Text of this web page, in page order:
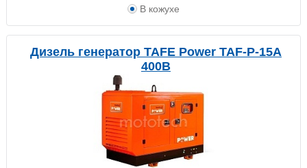
В кожухе
Дизель генератор TAFE Power TAF-P-15A
400В